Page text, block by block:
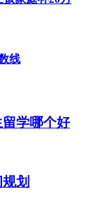
线
学哪个好
划